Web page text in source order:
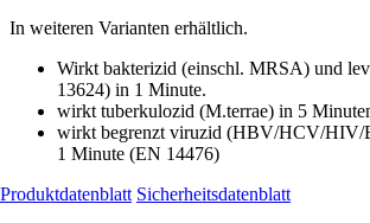
In weiteren Varianten erhältlich.
Wirkt bakterizid (einschl. MRSA) und
13624) in 1 Minute.
wirkt tuberkulozid (M.terrae) in 5
wirkt begrenzt viruzid (HBV/HCV/HIV/
1 Minute (EN 14476)
Produktdatenblatt Sicherheitsdatenblatt